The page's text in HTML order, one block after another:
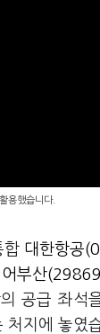
용했습니다.
합 대한항공
어부산
공급 좌석
처지에 놓였